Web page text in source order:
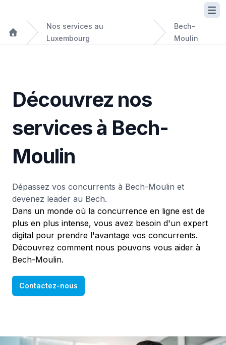
Nos services au
Luxembourg
Bech-
Moulin
Découvrez nos
services à Bech-
Moulin
Dépassez vos concurrents à Bech-Moulin et
devenez leader au Bech.
Dans un monde où la concurrence en ligne est de
plus en plus intense, vous avez besoin d'un expert
digital pour prendre l'avantage vos concurrents.
Découvrez comment nous pouvons vous aider à
Bech-Moulin.
Contactez-nous